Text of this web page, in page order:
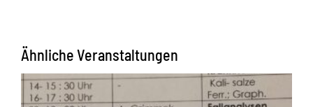
Ähnliche Veranstaltungen